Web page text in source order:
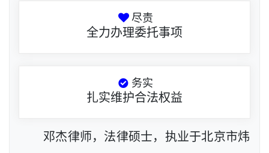
尽责
全力办理委托事项
务实
扎实维护合法权益
邓杰律师，法律硕士，执业于北京市炜